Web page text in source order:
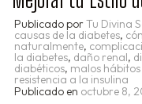
Publicado porTu Divina
causas de la diabetes,
naturalmente,
la diabetes, daño renal,
diabéticos, malos
resistencia a la insulina
Publicado en octubre 8,